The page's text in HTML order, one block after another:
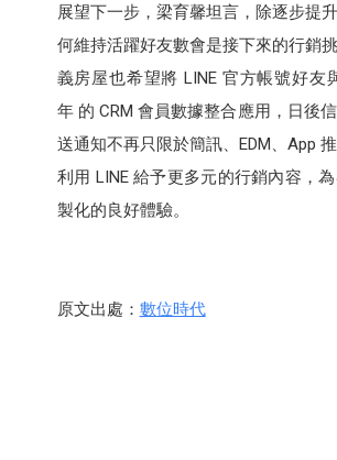
展望下一步，梁育馨坦言，除逐步提
何維持活躍好友數會是接下來的行銷
義房屋也希望將 LINE 官方帳號好友
年 的 CRM 會員數據整合應用，日後
送通知不再只限於簡訊、EDM、App
利用 LINE 給予更多元的行銷內容，
製化的良好體驗。
原文出處： 數位時代